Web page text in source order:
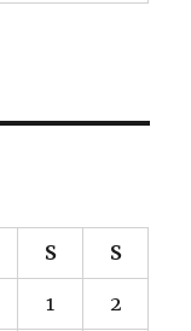
S S
1 2